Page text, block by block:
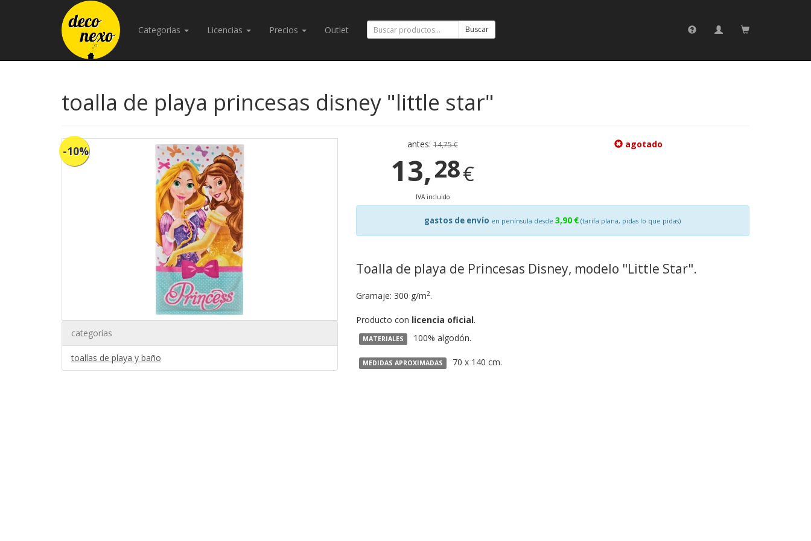
Categorías Licencias Precios Outlet Buscar
toalla de playa princesas disney "little star"
-10%
categorías
toallas de playa y baño
antes:14,75 €
13,28€
IVA incluido
agotado
gastos de envío en península desde 3,90 € (tarifa plana, pidas lo que pidas)
Toalla de playa de Princesas Disney, modelo "Little Star".
Gramaje: 300 g/m2.
Producto con licencia oficial.
MATERIALES 100% algodón.
MEDIDAS APROXIMADAS 70 x 140 cm.